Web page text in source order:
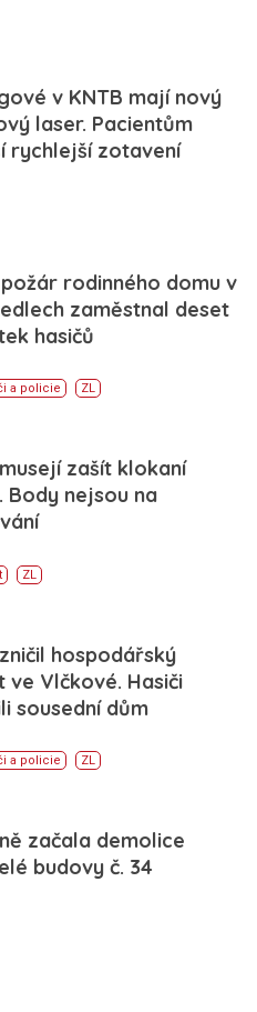
v KNTB mají nový
laser. Pacientům
rychlejší zotavení
rodinného domu v
zaměstnal deset
hasičů
a policie ZL
zašít klokaní
Body nejsou na
ZL
hospodářský
ve Vlčkové. Hasiči
sousední dům
a policie ZL
začala demolice
budovy č. 34